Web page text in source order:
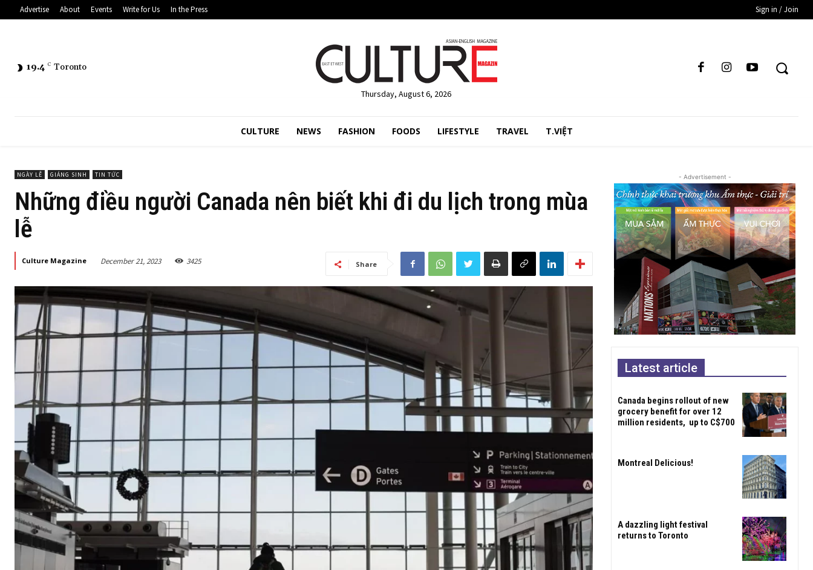
Advertise About Events Write for Us In the Press Sign in / Join
19.4 C Toronto
Thursday, August 6, 2026
CULTURE NEWS FASHION FOODS LIFESTYLE TRAVEL T.VIỆT
NGÀY LỄ GIÁNG SINH TIN TỨC
Những điều người Canada nên biết khi đi du lịch trong mùa
lễ
Culture Magazine December 21, 2023 3425 Share
- Advertisement -
Latest article
Canada begins rollout of new
grocery benefit for over 12
million residents, up to C$700
Montreal Delicious!
A dazzling light festival
returns to Toronto